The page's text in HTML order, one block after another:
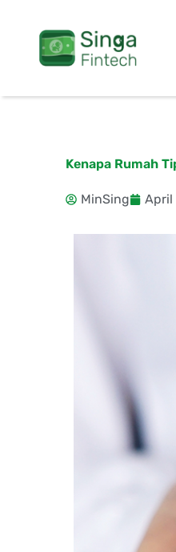
content
Kenapa Rumah
MinSing April